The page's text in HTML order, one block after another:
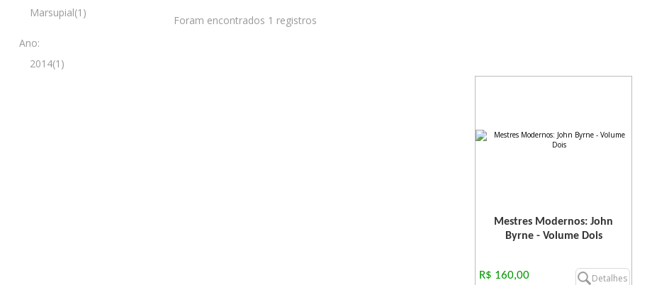
Marsupial(1)
Ano:
2014(1)
Foram encontrados 1 registros
Mestres Modernos: John
Byrne - Volume Dois
R$ 160,00 Detalhes